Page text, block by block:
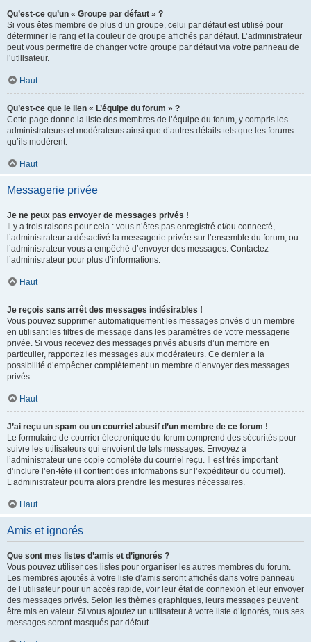
Qu’est-ce qu’un « Groupe par défaut » ?
Si vous êtes membre de plus d’un groupe, celui par défaut est utilisé pour
déterminer le rang et la couleur de groupe affichés par défaut. L’administrateur
peut vous permettre de changer votre groupe par défaut via votre panneau de
l’utilisateur.
Haut
Qu’est-ce que le lien « L’équipe du forum » ?
Cette page donne la liste des membres de l’équipe du forum, y compris les
administrateurs et modérateurs ainsi que d’autres détails tels que les forums
qu’ils modèrent.
Haut
Messagerie privée
Je ne peux pas envoyer de messages privés !
Il y a trois raisons pour cela : vous n’êtes pas enregistré et/ou connecté,
l’administrateur a désactivé la messagerie privée sur l’ensemble du forum, ou
l’administrateur vous a empêché d’envoyer des messages. Contactez
l’administrateur pour plus d’informations.
Haut
Je reçois sans arrêt des messages indésirables !
Vous pouvez supprimer automatiquement les messages privés d’un membre
en utilisant les filtres de message dans les paramètres de votre messagerie
privée. Si vous recevez des messages privés abusifs d’un membre en
particulier, rapportez les messages aux modérateurs. Ce dernier a la
possibilité d’empêcher complètement un membre d’envoyer des messages
privés.
Haut
J’ai reçu un spam ou un courriel abusif d’un membre de ce forum !
Le formulaire de courrier électronique du forum comprend des sécurités pour
suivre les utilisateurs qui envoient de tels messages. Envoyez à
l’administrateur une copie complète du courriel reçu. Il est très important
d’inclure l’en-tête (il contient des informations sur l’expéditeur du courriel).
L’administrateur pourra alors prendre les mesures nécessaires.
Haut
Amis et ignorés
Que sont mes listes d’amis et d’ignorés ?
Vous pouvez utiliser ces listes pour organiser les autres membres du forum.
Les membres ajoutés à votre liste d’amis seront affichés dans votre panneau
de l’utilisateur pour un accès rapide, voir leur état de connexion et leur envoyer
des messages privés. Selon les thèmes graphiques, leurs messages peuvent
être mis en valeur. Si vous ajoutez un utilisateur à votre liste d’ignorés, tous ses
messages seront masqués par défaut.